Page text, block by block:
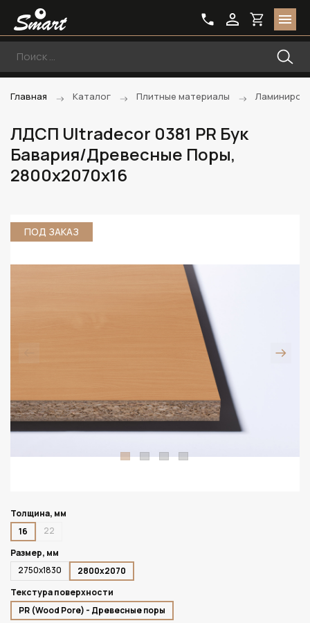
Главная Каталог Плитные материалы
ЛДСП Ultradecor 0381 PR Бук
Бавария/Древесные Поры,
2800х2070х16
ПОД ЗАКАЗ
Толщина, мм
16
22
Размер, мм
2750х1830
2800х2070
Текстура поверхности
PR (Wood Pore) - Древесные поры